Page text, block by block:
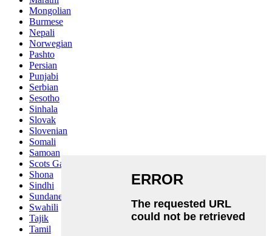
Mongolian
Burmese
Nepali
Norwegian
Pashto
Persian
Punjabi
Serbian
Sesotho
Sinhala
Slovak
Slovenian
Somali
Samoan
Scots Gaelic
Shona
Sindhi
Sundanese
Swahili
Tajik
Tamil